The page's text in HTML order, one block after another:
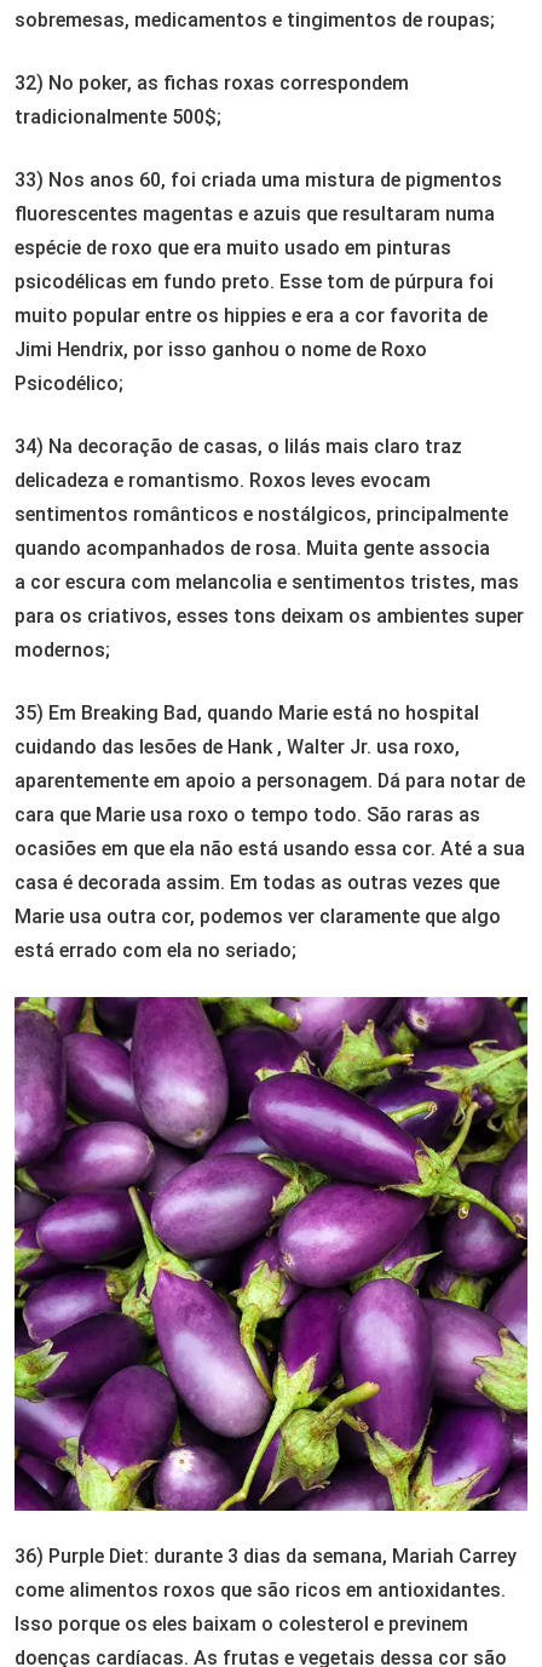
sobremesas, medicamentos e tingimentos de roupas;
32) No poker, as fichas roxas correspondem
tradicionalmente 500$;
33) Nos anos 60, foi criada uma mistura de pigmentos
fluorescentes magentas e azuis que resultaram numa
espécie de roxo que era muito usado em pinturas
psicodélicas em fundo preto. Esse tom de púrpura foi
muito popular entre os hippies e era a cor favorita de
Jimi Hendrix, por isso ganhou o nome de Roxo
Psicodélico;
34) Na decoração de casas, o lilás mais claro traz
delicadeza e romantismo. Roxos leves evocam
sentimentos românticos e nostálgicos, principalmente
quando acompanhados de rosa. Muita gente associa
a cor escura com melancolia e sentimentos tristes, mas
para os criativos, esses tons deixam os ambientes super
modernos;
35) Em Breaking Bad, quando Marie está no hospital
cuidando das lesões de Hank , Walter Jr. usa roxo,
aparentemente em apoio a personagem. Dá para notar de
cara que Marie usa roxo o tempo todo. São raras as
ocasiões em que ela não está usando essa cor. Até a sua
casa é decorada assim. Em todas as outras vezes que
Marie usa outra cor, podemos ver claramente que algo
está errado com ela no seriado;
36) Purple Diet: durante 3 dias da semana, Mariah Carrey
come alimentos roxos que são ricos em antioxidantes.
Isso porque os eles baixam o colesterol e previnem
doenças cardíacas. As frutas e vegetais dessa cor são